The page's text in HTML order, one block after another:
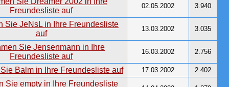
02.05.2002 3.940
13.03.2002 3.035
16.03.2002 2.756
17.03.2002 2.402